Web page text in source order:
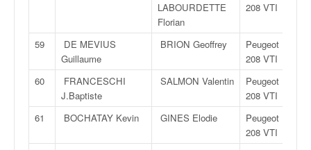
LABOURDETTE
Florian
208 VTI
59
DE MEVIUS
Guillaume
BRION Geoffrey
Peugeot
208 VTI
60
FRANCESCHI
J.Baptiste
SALMON Valentin
Peugeot
208 VTI
61 BOCHATAY Kevin GINES Elodie
Peugeot
208 VTI